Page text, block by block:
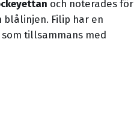
och noterades för
blålinjen. Filip har en
tillsammans med